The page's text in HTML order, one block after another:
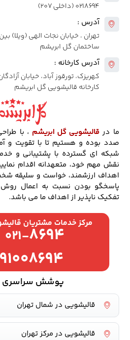
۰۲۱۸۶۹۴ (داخلی ۲۰۷)
آدرس :
تهران ، خیابان نجات الهی (ویلا)
ساختمان گل ابریشم
آدرس کارخانه :
کهریزک، تورقوز آباد، خیابان
کارخانه قالیشویی گل ابریشم
ما در قالیشویی گل ابریشم ، با
صدد بوده و هستیم تا با تقویت و
شبکه ای گسترده با پشتیبانی و
نقش مهم خود، متعهدانه اقدام
اهداف ارزشمند، خواست و سلیقه
پاسخگو بودن نسبت به اعمال
تفکیک ناپذیر از اهداف ما می باشد.
مرکز خدمات مشتریان
۰۲۱-۸۶۹۴
۹۱۰۰۸۶۹۴
پوشش سراسری
قالیشویی در شمال تهران
قالیشویی در مرکز تهران